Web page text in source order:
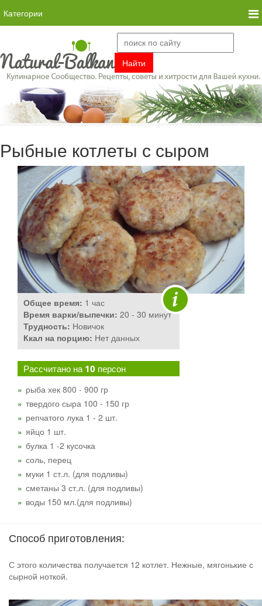
Категории
Рыбные котлеты с сыром
Общее время: 1 час
Время варки/выпечки: 20 - 30 минут
Трудность: Новичок
Ккал на порцию: Нет данных
Рассчитано на 10 персон
рыба хек 800 - 900 гр
твердого сыра 100 - 150 гр
репчатого лука 1 - 2 шт.
яйцо 1 шт.
булка 1 -2 кусочка
соль, перец
муки 1 ст.л. (для подливы)
сметаны 3 ст.л. (для подливы)
воды 150 мл.(для подливы)
Способ приготовления:
С этого количества получается 12 котлет. Нежные, мягонькие с
сырной ноткой.